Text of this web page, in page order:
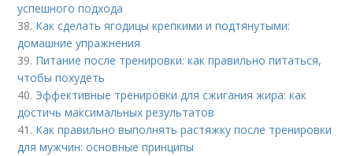
успешного подхода
38. Как сделать ягодицы крепкими и подтянутыми:
домашние упражнения
39. Питание после тренировки: как правильно питаться,
чтобы похудеть
40. Эффективные тренировки для сжигания жира: как
достичь максимальных результатов
41. Как правильно выполнять растяжку после тренировки
для мужчин: основные принципы